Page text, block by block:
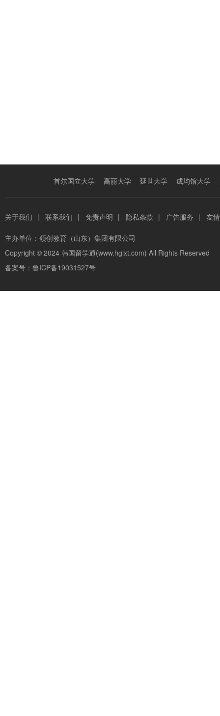
首尔国立大学 高丽大学 延世大学 成均馆大学
关于我们 | 联系我们 | 免责声明 | 隐私条款 | 广告服务 | 友
主办单位： 领创教育（山东）集团有限公司
Copyright © 2024 韩国留学通(www.hglxt.com) All Rights Reserved
备案号： 鲁ICP备19031527号